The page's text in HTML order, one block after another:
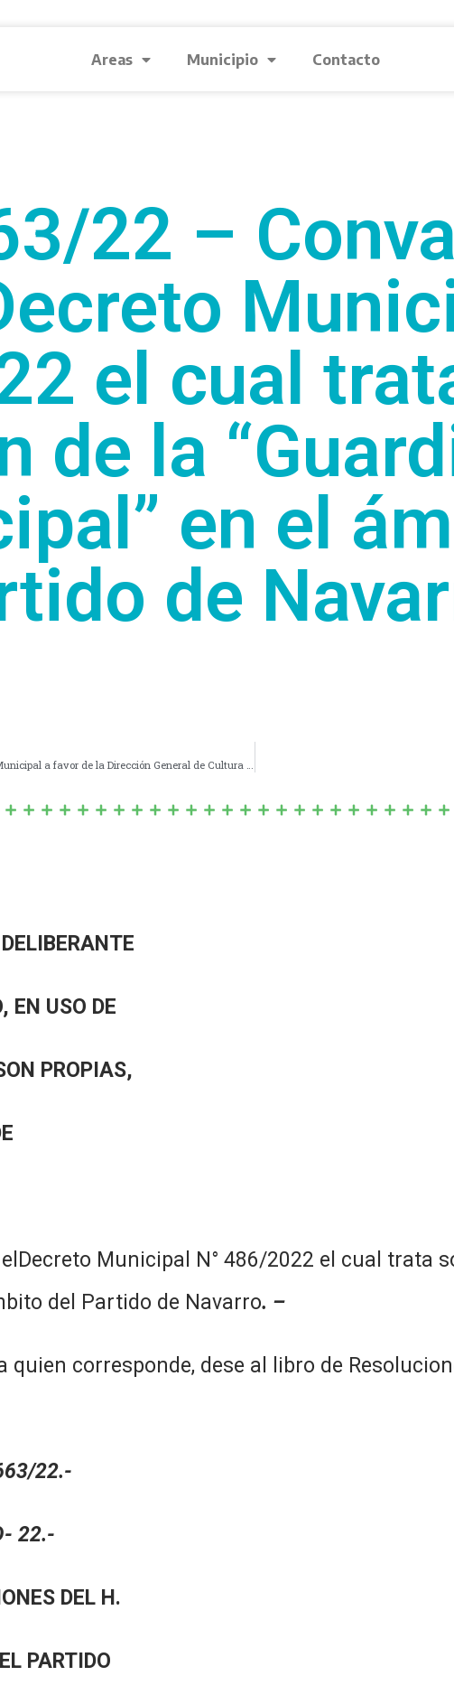
Areas Municipio Contacto
22 –
el cual
de la
en el
de
EN USO DE
PROPIAS,
elDecreto Municipal N° 486/2022 el cual trata
del Partido de Navarro. –
quien corresponde, dese al libro de
22.-
22.-
DEL H.
PARTIDO